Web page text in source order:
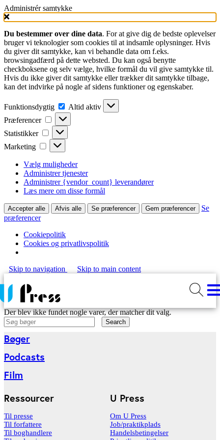
Administrér samtykke
Du bestemmer over dine data. For at give dig de bedste oplevelser
bruger vi teknologier som cookies til at indsamle oplysninger. Hvis
du giver dit samtykke, kan vi behandle data om f.eks.
browsingadfærd på dette websted. Du kan også benytte
checkboksene og selv vælge, hvilke formål du vil give samtykke til.
Hvis du ikke giver dit samtykke eller trækker dit samtykke tilbage,
kan det indvirke på nogle af sidens funktioner og egenskaber.
Funktionsdygtig Funktionsdygtig
Altid aktiv
Præferencer
Præferencer
Statistikker Statistikker
Marketing Marketing
Vælg muligheder
Administrer tjenester
Administrer {vendor_count} leverandører
Læs mere om disse formål
Accepter alle Afvis alle Se præferencer Gem præferencer
Se
præferencer
Cookiepolitik
Cookies og privatlivspolitik
Skip to navigation Skip to main content
Der blev ikke fundet nogle varer, der matcher dit valg.
Search
Bøger
Podcasts
Film
U Press
Om U Press
Job/praktikplads
Handelsbetingelser
Ressourcer
Til presse
Til forfattere
Til boghandlere